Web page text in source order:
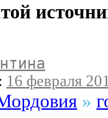
16 февраля
»